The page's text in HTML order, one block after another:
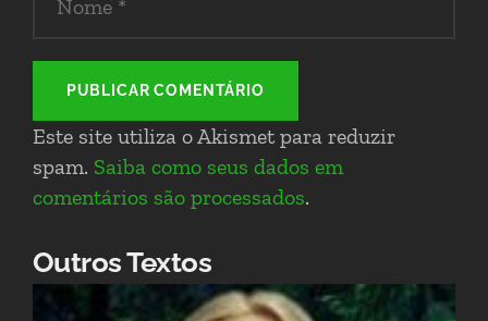
PUBLICAR COMENTÁRIO
Este site utiliza o Akismet para reduzir
spam. Saiba como seus dados em
comentários são processados.
Outros Textos